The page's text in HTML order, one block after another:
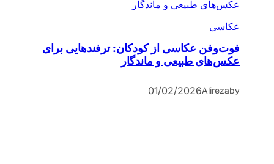
عکاسی
فوت‌وفن عکاسی از کودکان: ترفندهایی برای
عکس‌های طبیعی و ماندگار
by
Alireza
01/02/2026